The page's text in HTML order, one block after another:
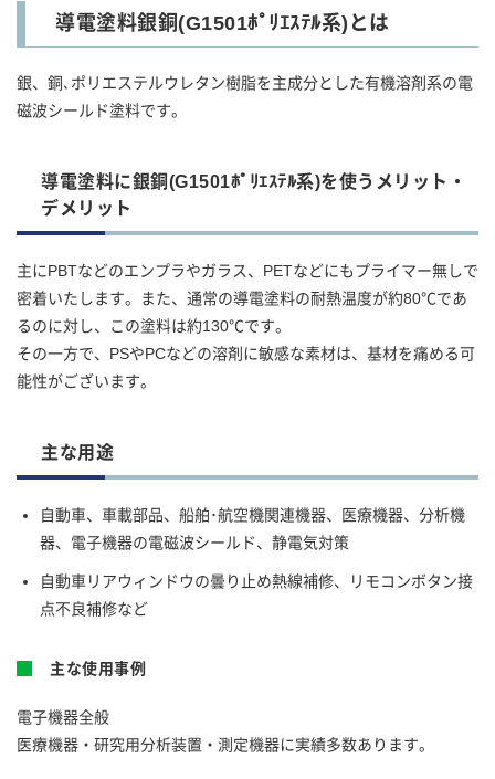
導電塗料銀銅(G1501ﾎﾟﾘｴｽﾃﾙ系)とは
銀、銅､ポリエステルウレタン樹脂を主成分とした有機溶剤系の電
磁波シールド塗料です。
導電塗料に銀銅(G1501ﾎﾟﾘｴｽﾃﾙ系)を使うメリット・
デメリット
主にPBTなどのエンプラやガラス、PETなどにもプライマー無しで
密着いたします。また、通常の導電塗料の耐熱温度が約80℃であ
るのに対し、この塗料は約130℃です。
その一方で、PSやPCなどの溶剤に敏感な素材は、基材を痛める可
能性がございます。
主な用途
自動車、車載部品、船舶･航空機関連機器、医療機器、分析機
器、電子機器の電磁波シールド、静電気対策
自動車リアウィンドウの曇り止め熱線補修、リモコンボタン接
点不良補修など
主な使用事例
電子機器全般
医療機器・研究用分析装置・測定機器に実績多数あります。